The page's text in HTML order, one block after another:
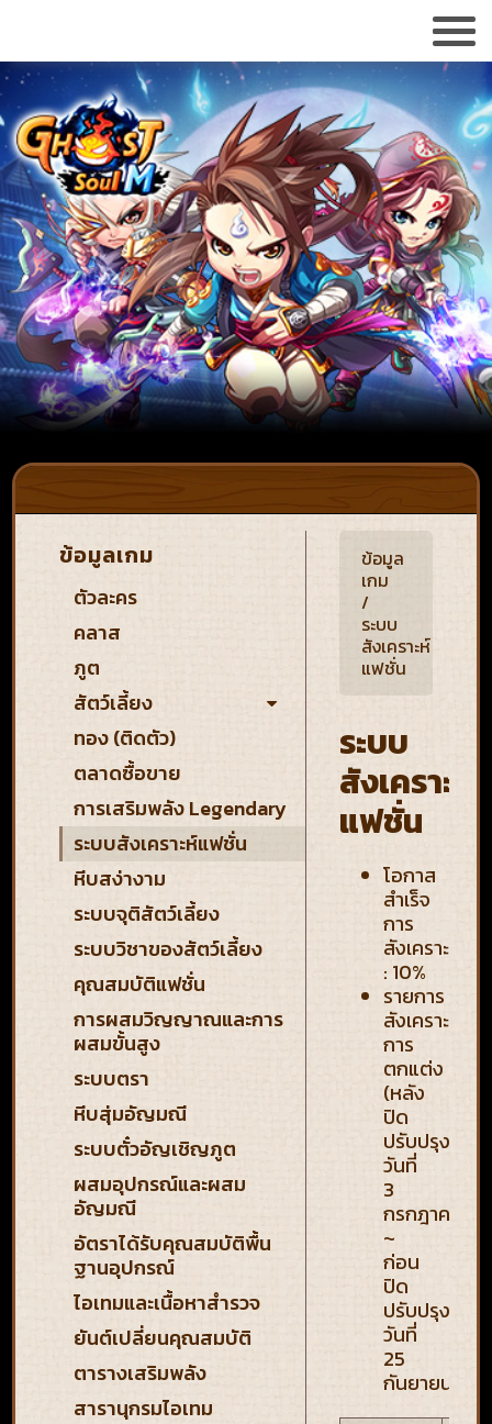
ข้อมูลเกม
ตัวละคร
คลาส
ภูต
สัตว์เลี้ยง
ทอง (ติดตัว)
ตลาดซื้อขาย
การเสริมพลัง Legendary
ระบบสังเคราะห์แฟชั่น
หีบสง่างาม
ระบบจุติสัตว์เลี้ยง
ระบบวิชาของสัตว์เลี้ยง
คุณสมบัติแฟชั่น
การผสมวิญญาณและการ
ผสมขั้นสูง
ระบบตรา
หีบสุ่มอัญมณี
ระบบตั๋วอัญเชิญภูต
ผสมอุปกรณ์และผสม
อัญมณี
อัตราได้รับคุณสมบัติพื้น
ฐานอุปกรณ์
ไอเทมและเนื้อหาสำรวจ
ยันต์เปลี่ยนคุณสมบัติ
ตารางเสริมพลัง
สารานุกรมไอเทม
ข้อมูล
เกม
/
ระบบ
สังเคราะห์
แฟชั่น
ระบบ
สังเคราะห์
แฟชั่น
โอกาส
สำเร็จ
การ
สังเคราะห์
: 10%
รายการ
สังเคราะห์
การ
ตกแต่ง
(หลัง
ปิด
ปรับปรุง
วันที่
3
กรกฎาคม
~
ก่อน
ปิด
ปรับปรุง
วันที่
25
กันยายน)